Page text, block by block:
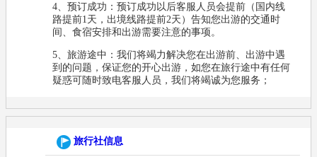
4、预订成功：预订成功以后客服人员会提前（国内线
路提前1天，出境线路提前2天）告知您出游的交通时
间、食宿安排和出游需要注意的事项。
5、旅游途中：我们将竭力解决您在出游前、出游中遇
到的问题，保证您的开心出游，如您在旅行途中有任何
疑惑可随时致电客服人员，我们将竭诚为您服务；
旅行社信息